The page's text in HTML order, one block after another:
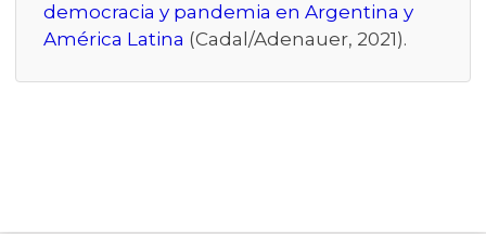
democracia y pandemia en Argentina y
América Latina (Cadal/Adenauer, 2021).